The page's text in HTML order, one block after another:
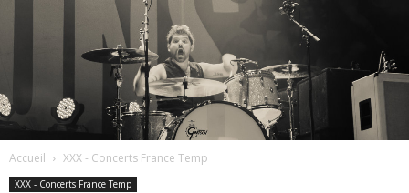
Accueil XXX - Concerts France Temp
XXX - Concerts France Temp